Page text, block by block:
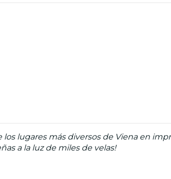
lugares más diversos de Viena en
a la luz de miles de velas!